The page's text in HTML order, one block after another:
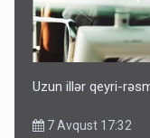
Uzun illər qeyri-
7 Avqust 17:32